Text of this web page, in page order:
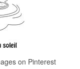
on Pinterest